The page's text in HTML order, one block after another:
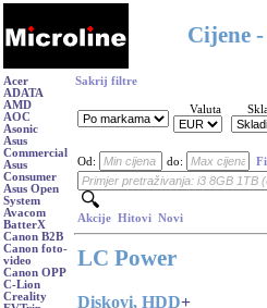
Cijene
Acer
ADATA
AMD
AOC
Asonic
Asus
Commercial
Asus
Consumer
Asus Open
System
Avacom
BatterX
Canon B2B
Canon foto-
video
Canon OPP
C-Lion
Creality
Sakrij filtre
Valuta
Od: do:
Akcije Hitovi Novi
LC Power
Diskovi, HDD+